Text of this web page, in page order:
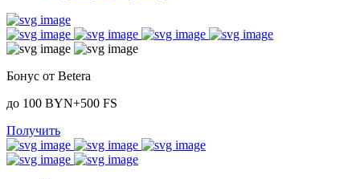
Бонус от Betera
до 100 BYN+500 FS
Получить